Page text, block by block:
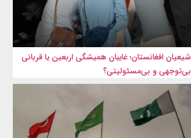
شیعیان افغانستان؛ غایبان همیشگی اربعین یا قربانی
بی‌توجهی و بی‌مسئولیتی؟